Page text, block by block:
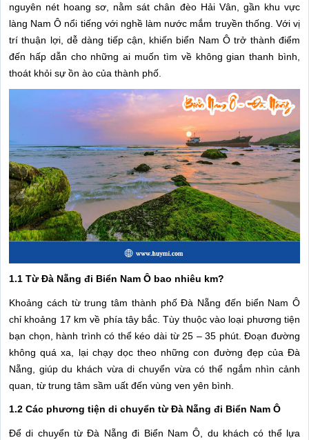
nguyên nét hoang sơ, nằm sát chân đèo Hải Vân, gần khu vực
làng Nam Ô nổi tiếng với nghề làm nước mắm truyền thống. Với vị
trí thuận lợi, dễ dàng tiếp cận, khiến biển Nam Ô trở thành điểm
đến hấp dẫn cho những ai muốn tìm về không gian thanh bình,
thoát khỏi sự ồn ào của thành phố.
1.1 Từ Đà Nẵng đi Biển Nam Ô bao nhiêu km?
Khoảng cách từ trung tâm thành phố Đà Nẵng đến biển Nam Ô
chỉ khoảng 17 km về phía tây bắc. Tùy thuộc vào loại phương tiện
bạn chọn, hành trình có thể kéo dài từ 25 – 35 phút. Đoạn đường
không quá xa, lại chạy dọc theo những con đường đẹp của Đà
Nẵng, giúp du khách vừa di chuyển vừa có thể ngắm nhìn cảnh
quan, từ trung tâm sầm uất đến vùng ven yên bình.
1.2 Các phương tiện di chuyển từ Đà Nẵng đi Biển Nam Ô
Để di chuyển từ Đà Nẵng đi Biển Nam Ô, du khách có thể lựa